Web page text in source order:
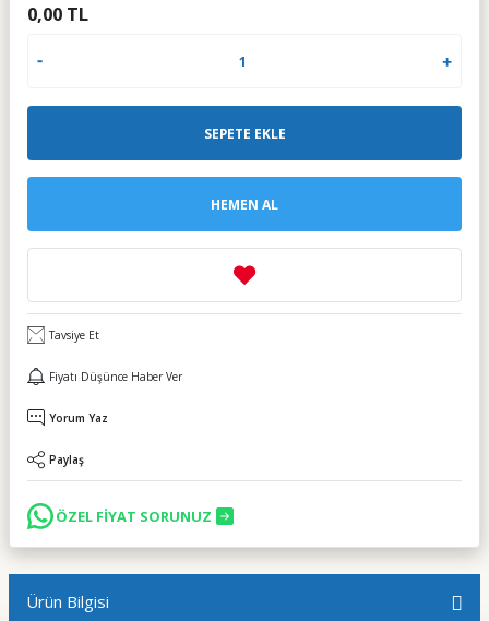
0,00 TL
SEPETE EKLE
HEMEN AL
Tavsiye Et
Fiyatı Düşünce Haber Ver
Yorum Yaz
Paylaş
ÖZEL FİYAT SORUNUZ
Ürün Bilgisi